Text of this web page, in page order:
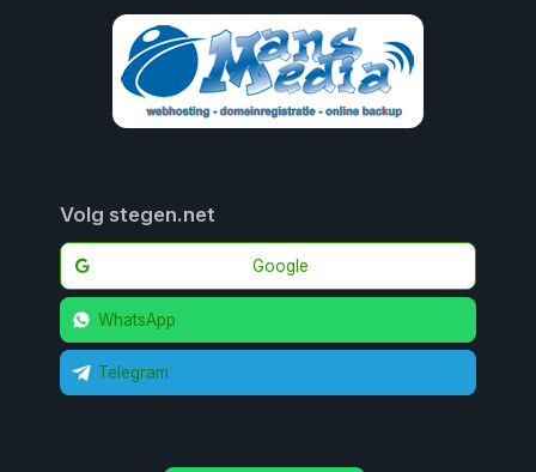
Volg stegen.net
Google
WhatsApp
Telegram